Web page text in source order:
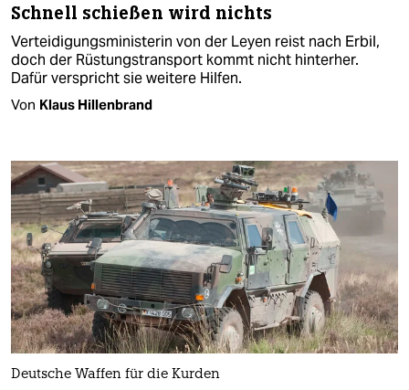
Schnell schießen wird nichts
Verteidigungsministerin von der Leyen reist nach Erbil,
doch der Rüstungstransport kommt nicht hinterher.
Dafür verspricht sie weitere Hilfen.
Von Klaus Hillenbrand
Deutsche Waffen für die Kurden